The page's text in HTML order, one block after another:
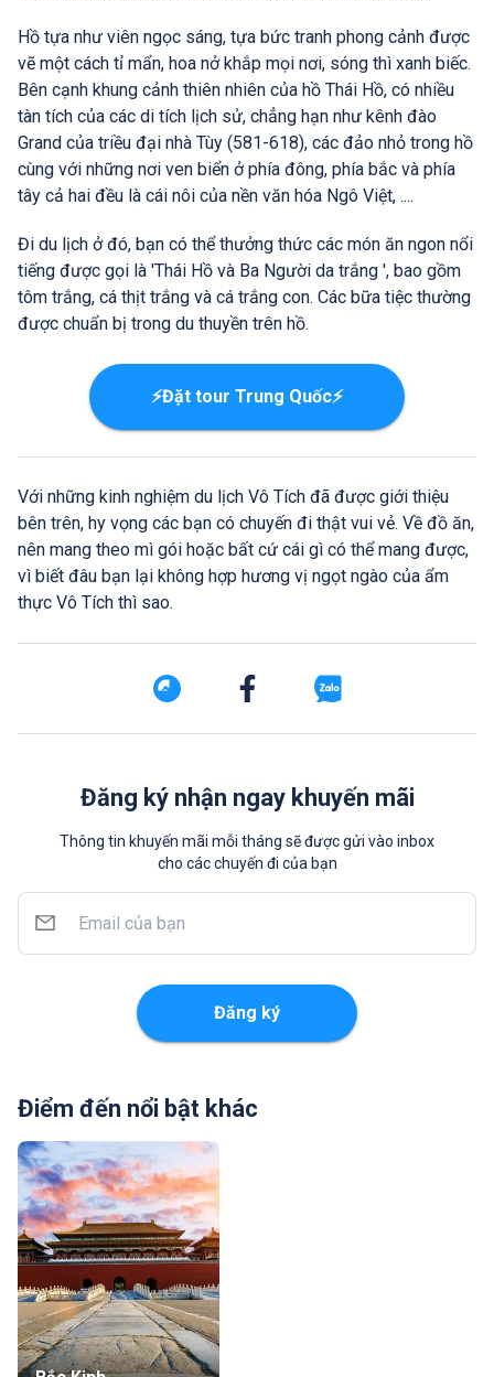
Hồ tựa như viên ngọc sáng, tựa bức tranh phong cảnh được
vẽ một cách tỉ mẩn, hoa nở khắp mọi nơi, sóng thì xanh biếc.
Bên cạnh khung cảnh thiên nhiên của hồ Thái Hồ, có nhiều
tàn tích của các di tích lịch sử, chẳng hạn như kênh đào
Grand của triều đại nhà Tùy (581-618), các đảo nhỏ trong hồ
cùng với những nơi ven biển ở phía đông, phía bắc và phía
tây cả hai đều là cái nôi của nền văn hóa Ngô Việt, ....
Đi du lịch ở đó, bạn có thể thưởng thức các món ăn ngon nổi
tiếng được gọi là 'Thái Hồ và Ba Người da trắng ', bao gồm
tôm trắng, cá thịt trắng và cá trắng con. Các bữa tiệc thường
được chuẩn bị trong du thuyền trên hồ.
⚡Đặt tour Trung Quốc⚡
Với những kinh nghiệm du lịch Vô Tích đã được giới thiệu
bên trên, hy vọng các bạn có chuyến đi thật vui vẻ. Về đồ ăn,
nên mang theo mì gói hoặc bất cứ cái gì có thể mang được,
vì biết đâu bạn lại không hợp hương vị ngọt ngào của ẩm
thực Vô Tích thì sao.
Đăng ký nhận ngay khuyến mãi
Thông tin khuyến mãi mỗi tháng sẽ được gửi vào inbox
cho các chuyến đi của bạn
Đăng ký
Điểm đến nổi bật khác